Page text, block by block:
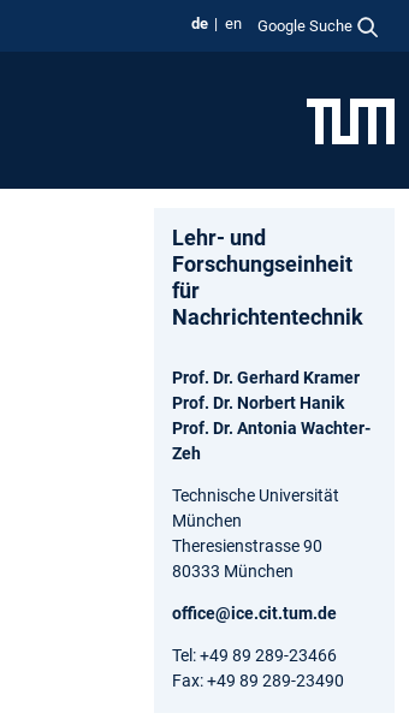
de en Google Suche
Lehr- und
Forschungseinheit
für
Nachrichtentechnik
Prof. Dr. Gerhard Kramer
Prof. Dr. Norbert Hanik
Prof. Dr. Antonia Wachter-
Zeh
Technische Universität
München
Theresienstrasse 90
80333 München
office@ice.cit.tum.de
Tel: +49 89 289-23466
Fax: +49 89 289-23490